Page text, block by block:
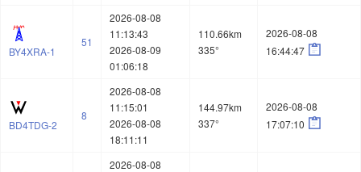
BY4XRA-1
51
2026-08-08
11:13:43
2026-08-09
01:06:18
110.66km
335°
2026-08-08
16:44:47 
BD4TDG-2
8
2026-08-08
11:15:01
2026-08-08
18:11:11
144.97km
337°
2026-08-08
17:07:10 
2026-08-08